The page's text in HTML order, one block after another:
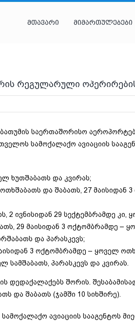
მთავარი მიმართულებები
რეგულარული
ბათუმის საერთაშორისო
სამოქალაქო ავიაციის
ხუთშაბათს და კვირას;
და შაბათს, 27 მაისიდან
ივნისიდან 29 სექტემბრამდე კი,
29 მაისიდან 3 ოქტომბრამდე –
და პარასკევს;
3 ოქტომბრამდე – ყოველ
სამშაბათს, პარასკევს და კვირას.
დედაქალაქებს შორის.
და შაბათს (ჯამში 10 სიხშირე).
ავიაციის სააგენტოს